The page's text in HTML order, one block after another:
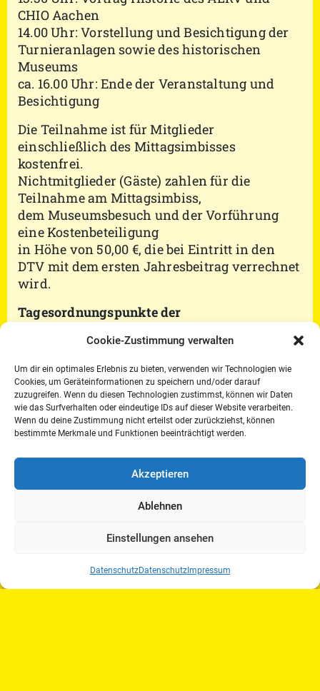
Cookie-Zustimmung verwalten
Um dir ein optimales Erlebnis zu bieten, verwenden wir Technologien wie
Cookies, um Geräteinformationen zu speichern und/oder darauf
zuzugreifen. Wenn du diesen Technologien zustimmst, können wir Daten
wie das Surfverhalten oder eindeutige IDs auf dieser Website verarbeiten.
Wenn du deine Zustimmung nicht erteilst oder zurückziehst, können
bestimmte Merkmale und Funktionen beeinträchtigt werden.
Akzeptieren
Ablehnen
Einstellungen ansehen
DatenschutzDatenschutzImpressum
CHIO Aachen
14.00 Uhr: Vorstellung und Besichtigung der
Turnieranlagen sowie des historischen
Museums
ca. 16.00 Uhr: Ende der Veranstaltung und
Besichtigung
Die Teilnahme ist für Mitglieder
einschließlich des Mittagsimbisses
kostenfrei.
Nichtmitglieder (Gäste) zahlen für die
Teilnahme am Mittagsimbiss,
dem Museumsbesuch und der Vorführung
eine Kostenbeteiligung
in Höhe von 50,00 €, die bei Eintritt in den
DTV mit dem ersten Jahresbeitrag verrechnet
wird.
Tagesordnungspunkte der
Eröffnung durch den Präsidenten
Geschäftsbericht 2019 des Vorstandes
durch den Präsidenten
Finanzbericht / Jahresabschluss 2019
b) Entlastung des Vorstandes
Beschluss Satzungsänderungen
Neuwahlen des Vorstandes
– stellvertretender Präsident
– Geschäftsführer
– Beauftragter für das Reglementwesen
– Beauftragter für das Richterwesen